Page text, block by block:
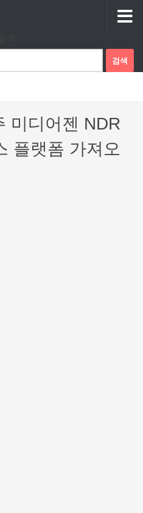
미디어젠 NDR
플랫폼 가져오